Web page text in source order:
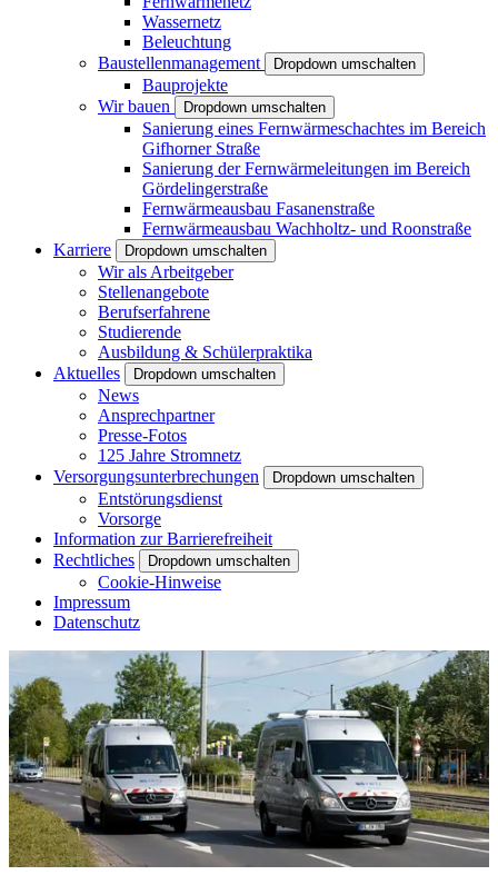
Wassernetz
Beleuchtung
Baustellenmanagement
Dropdown umschalten
Bauprojekte
Wir bauen
Dropdown umschalten
Sanierung eines Fernwärmeschachtes im Bereich
Gifhorner Straße
Sanierung der Fernwärmeleitungen im Bereich
Gördelingerstraße
Fernwärmeausbau Fasanenstraße
Fernwärmeausbau Wachholtz- und Roonstraße
Karriere
Dropdown umschalten
Wir als Arbeitgeber
Stellenangebote
Berufserfahrene
Studierende
Ausbildung & Schülerpraktika
Aktuelles
Dropdown umschalten
News
Ansprechpartner
Presse-Fotos
125 Jahre Stromnetz
Versorgungsunterbrechungen
Dropdown umschalten
Entstörungsdienst
Vorsorge
Information zur Barrierefreiheit
Rechtliches
Dropdown umschalten
Cookie-Hinweise
Impressum
Datenschutz